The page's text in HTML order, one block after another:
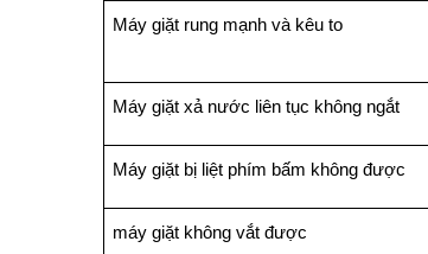
Máy giặt rung mạnh và kêu to
Máy giặt xả nước liên tục không ngắt
Máy giặt bị liệt phím bấm không được
máy giặt không vắt được